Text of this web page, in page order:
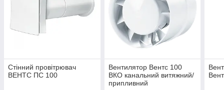
Стінний провітрювач
ВЕНТС ПС 100
Вентилятор Вентс 100
ВКО канальний витяжний/
припливний